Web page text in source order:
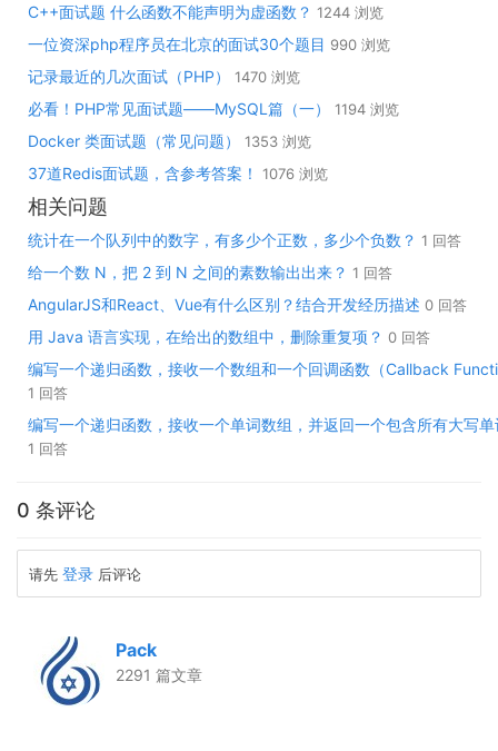
C++面试题 什么函数不能声明为虚函数？ 1244 浏览
一位资深php程序员在北京的面试30个题目 990 浏览
记录最近的几次面试（PHP） 1470 浏览
必看！PHP常见面试题——MySQL篇（一） 1194 浏览
Docker 类面试题（常见问题） 1353 浏览
37道Redis面试题，含参考答案！ 1076 浏览
相关问题
统计在一个队列中的数字，有多少个正数，多少个负数？ 1 回答
给一个数 N，把 2 到 N 之间的素数输出出来？ 1 回答
AngularJS和React、Vue有什么区别？结合开发经历描述 0 回答
用 Java 语言实现，在给出的数组中，删除重复项？ 0 回答
编写一个递归函数，接收一个数组和一个回调函数（Callback
1 回答
编写一个递归函数，接收一个单词数组，并返回一个包含所有大写
1 回答
0 条评论
请先 登录 后评论
Pack
2291 篇文章